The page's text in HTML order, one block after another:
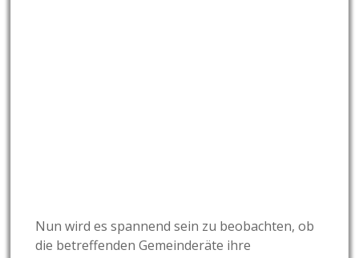
Nun wird es spannend sein zu beobachten, ob
die betreffenden Gemeinderäte ihre